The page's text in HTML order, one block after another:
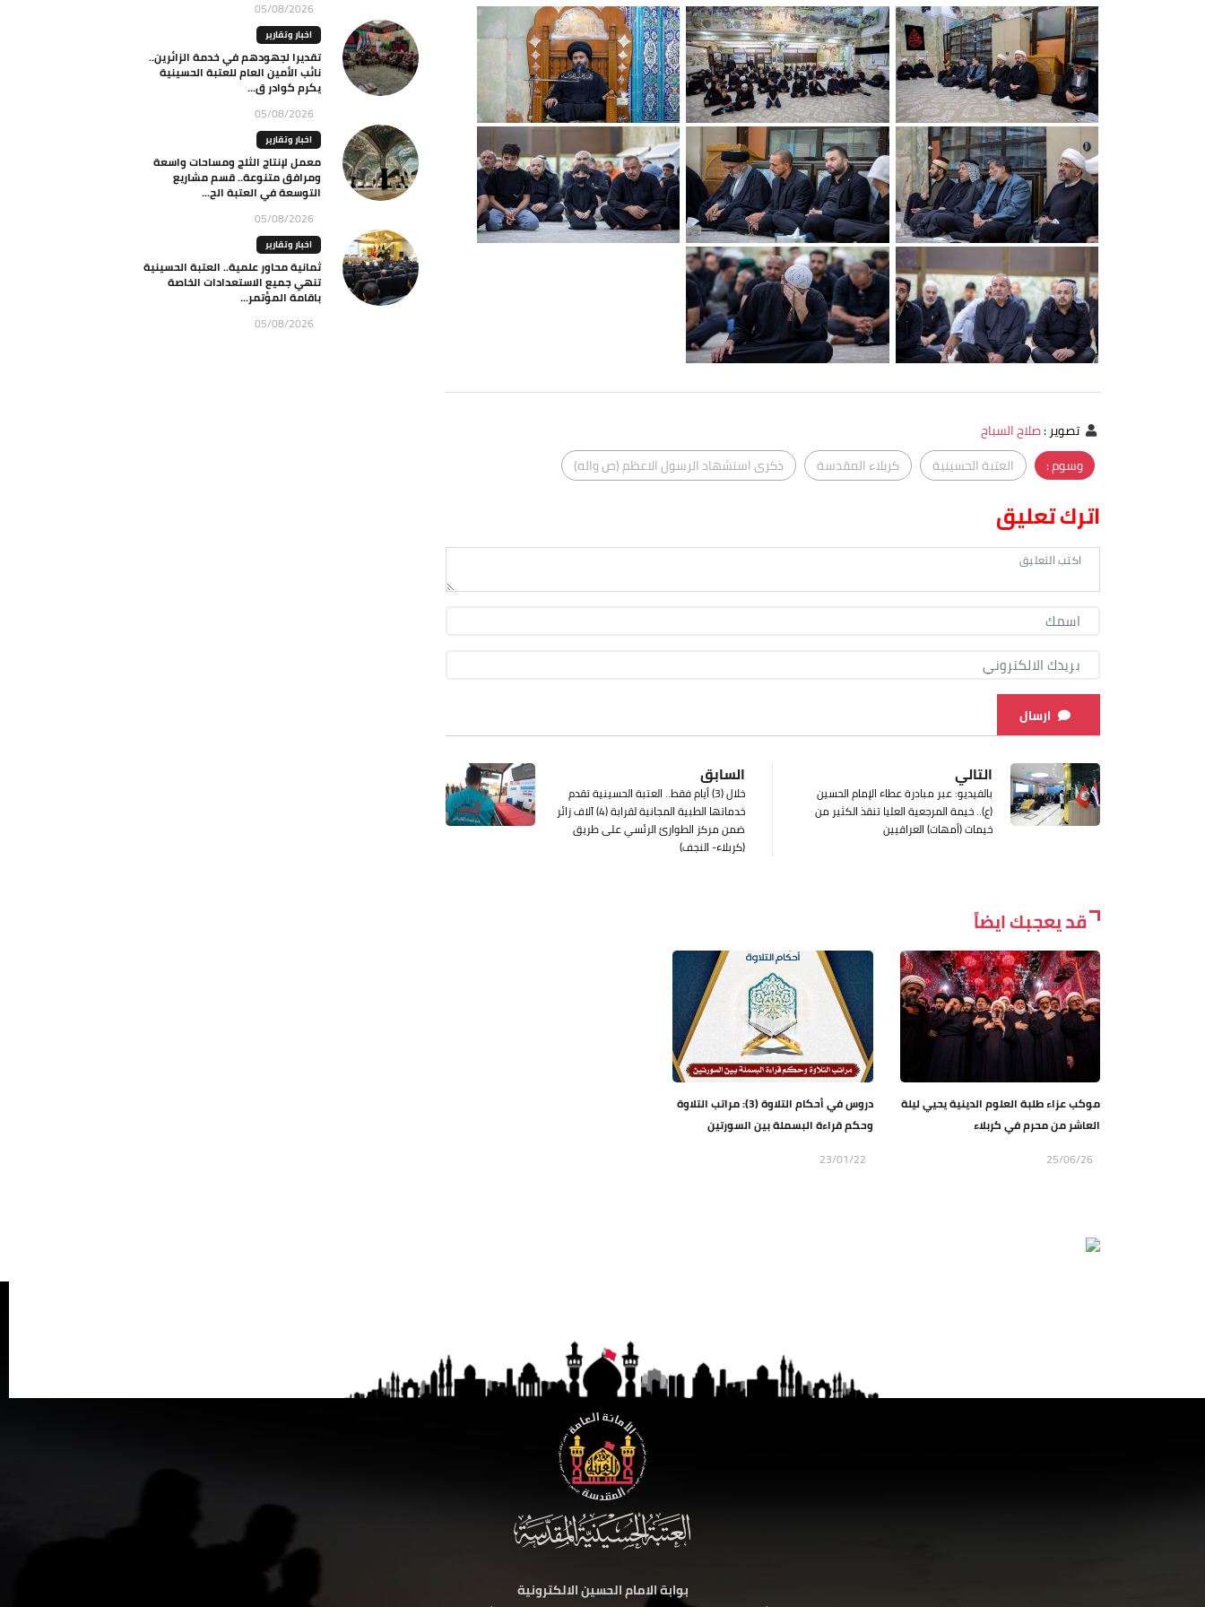
تصوير:صلاح السباح
وسوم :
العتبة الحسينية كربلاء المقدسة ذكرى استشهاد الرسول الاعظم (ص واله)
اترك تعليق
ارسال
السابق
خلال (3) أيام فقط.. العتبة الحسينية تقدم
خدماتها الطبية المجانية لقرابة (4) آلاف زائر
ضمن مركز الطوارئ الرئسي على طريق
(كربلاء- النجف)
التالي
بالفيديو: عبر مبادرة عطاء الإمام الحسين
(ع).. خيمة المرجعية العليا تنقذ الكثير من
خيمات (أمهات) العراقيين
قد يعجبك ايضاً
موكب عزاء طلبة العلوم الدينية يحيي ليلة
العاشر من محرم في كربلاء
25/06/26
دروس في أحكام التلاوة (3): مراتب التلاوة
وحكم قراءة البسملة بين السورتين
23/01/22
05/08/2026
اخبار وتقارير
تقديرا لجهودهم في خدمة الزائرين..
نائب الأمين العام للعتبة الحسينية
يكرم كوادر ق...
05/08/2026
اخبار وتقارير
معمل لإنتاج الثلج ومساحات واسعة
ومرافق متنوعة.. قسم مشاريع
التوسعة في العتبة الح...
05/08/2026
اخبار وتقارير
ثمانية محاور علمية.. العتبة الحسينية
تنهي جميع الاستعدادات الخاصة
باقامة المؤتمر...
05/08/2026
بوابة الامام الحسين الالكترونية